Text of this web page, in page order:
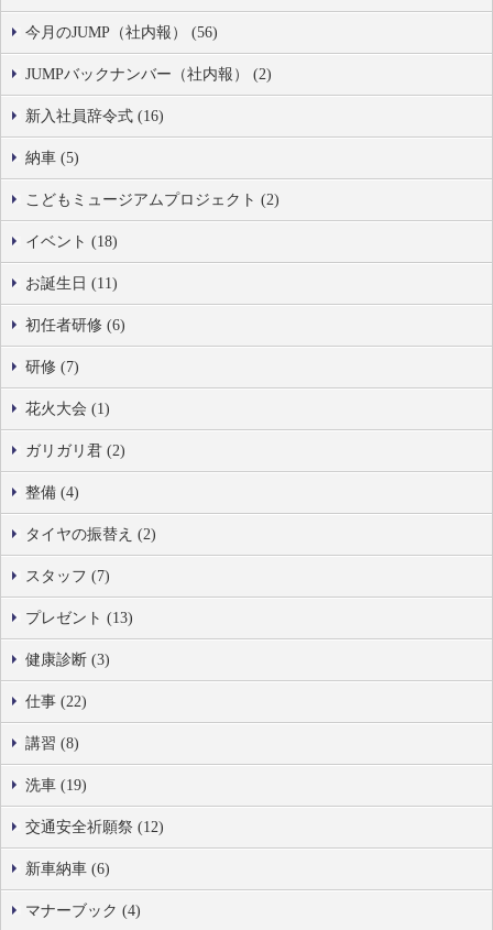
今月のJUMP（社内報） (56)
JUMPバックナンバー（社内報） (2)
新入社員辞令式 (16)
納車 (5)
こどもミュージアムプロジェクト (2)
イベント (18)
お誕生日 (11)
初任者研修 (6)
研修 (7)
花火大会 (1)
ガリガリ君 (2)
整備 (4)
タイヤの振替え (2)
スタッフ (7)
プレゼント (13)
健康診断 (3)
仕事 (22)
講習 (8)
洗車 (19)
交通安全祈願祭 (12)
新車納車 (6)
マナーブック (4)